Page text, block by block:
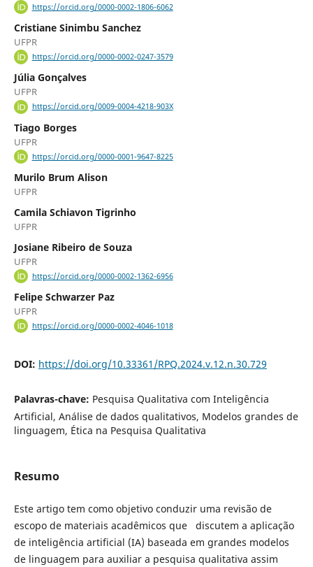
https://orcid.org/0000-0002-1806-6062
Cristiane Sinimbu Sanchez
UFPR
https://orcid.org/0000-0002-0247-3579
Júlia Gonçalves
UFPR
https://orcid.org/0009-0004-4218-903X
Tiago Borges
UFPR
https://orcid.org/0000-0001-9647-8225
Murilo Brum Alison
UFPR
Camila Schiavon Tigrinho
UFPR
Josiane Ribeiro de Souza
UFPR
https://orcid.org/0000-0002-1362-6956
Felipe Schwarzer Paz
UFPR
https://orcid.org/0000-0002-4046-1018
DOI: https://doi.org/10.33361/RPQ.2024.v.12.n.30.729
Palavras-chave: Pesquisa Qualitativa com Inteligência
Artificial, Análise de dados qualitativos, Modelos grandes de
linguagem, Ética na Pesquisa Qualitativa
Resumo
Este artigo tem como objetivo conduzir uma revisão de
escopo de materiais acadêmicos que discutem a aplicação
de inteligência artificial (IA) baseada em grandes modelos
de linguagem para auxiliar a pesquisa qualitativa assim